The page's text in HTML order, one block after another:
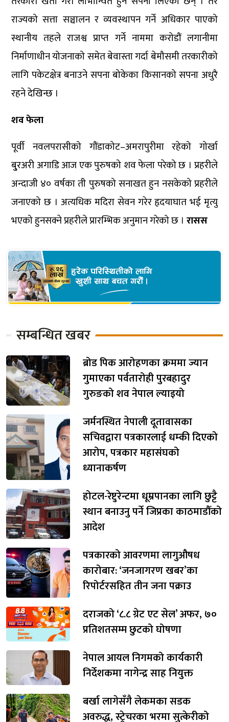
राज्यको सत्ता सञ्चालन र व्यवस्थापन गर्ने अधिकार पाएको
स्थानीय तहले राजश्व प्राप्त गर्ने नाममा करोडौं लगानीमा
निर्माणाधीन योजनाको समेत बेवास्ता गर्दा बेमौसमी तरकारीको
लागि पकेटक्षेत्र बनाउने सपना बोकेका किसानको सपना अधुरै
रहने देखिन्छ ।
शव फेला
पूर्वी नवलपरासीको गौंडाकोट–अमरापुरीमा रहेको गोर्खा
बु्रअरी अगाडि आज एक पुरुषको शव फेला परेको छ । प्रहरीले
अन्दाजी ४० वर्षका ती पुरुषको सनाखत हुन नसकेको प्रहरीले
जनाएको छ । अत्यधिक मदिरा सेवन गरेर हृदयाघात भई मृत्यु
भएको हुनसक्ने प्रहरीले प्रारम्भिक अनुमान गरेको छ । रासस
सम्बन्धित खबर
ब्रोड पिक आरोहणका क्रममा ज्यान
गुमाएका पर्वतारोही पुरबहादुर
गुरुङको शव नेपाल ल्याइयो
जर्मनस्थित नेपाली दूतावासका
सचिवद्वारा पत्रकारलाई धम्की दिएको
आरोप, पत्रकार महासंघको
ध्यानाकर्षण
होटल-रेष्टुरेन्टमा धूम्रपानका लागि छुट्टै
स्थान बनाउनु पर्ने जिप्रका काठमाडौँको
आदेश
पत्रकारको आवरणमा लागुऔषध
कारोबार: ‘जनजागरण खबर’का
रिपोर्टरसहित तीन जना पक्राउ
दराजको ‘८.८ ग्रेट एट सेल’ अफर, ७०
प्रतिशतसम्म छुटको घोषणा
नेपाल आयल निगमको कार्यकारी
निर्देशकमा नागेन्द्र साह नियुक्त
बर्खा लागेसँगै लेकमका सडक
अवरुद्ध, स्ट्रेचरका भरमा सुत्केरीको